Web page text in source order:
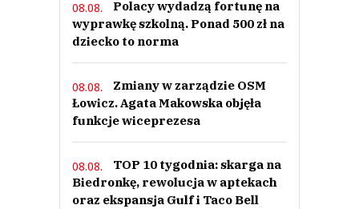
08.08.
Polacy wydadzą fortunę na
wyprawkę szkolną. Ponad 500 zł na
dziecko to norma
08.08.
Zmiany w zarządzie OSM
Łowicz. Agata Makowska objęła
funkcje wiceprezesa
08.08.
TOP 10 tygodnia: skarga na
Biedronkę, rewolucja w aptekach
oraz ekspansja Gulf i Taco Bell